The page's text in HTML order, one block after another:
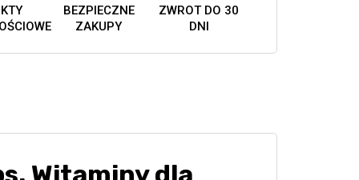
BEZPIECZNE
ZAKUPY
ZWROT DO 30
DNI